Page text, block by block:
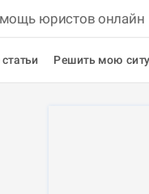
юристов онлайн
Решить мою